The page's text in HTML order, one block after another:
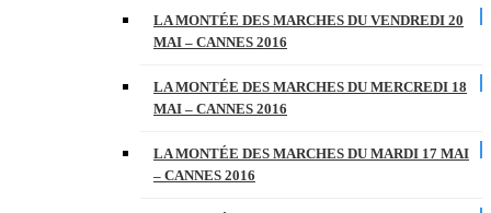
LA MONTÉE DES MARCHES DU VENDREDI 20
MAI – CANNES 2016
LA MONTÉE DES MARCHES DU MERCREDI 18
MAI – CANNES 2016
LA MONTÉE DES MARCHES DU MARDI 17 MAI
– CANNES 2016